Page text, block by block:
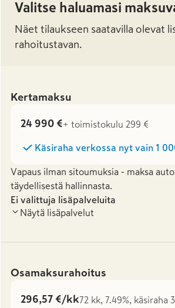
Valitse haluamasi
Näet tilaukseen saatavilla olevat
rahoitustavan.
Kertamaksu
24 990 €+ toimistokulu 299 €
Käsiraha verkossa nyt vain 1
Vapaus ilman sitoumuksia - maksa
täydellisestä hallinnasta.
Ei valittuja lisäpalveluita
Näytä lisäpalvelut
Osamaksurahoitus
296,57 €/kk72 kk, 7.49%, käsiraha